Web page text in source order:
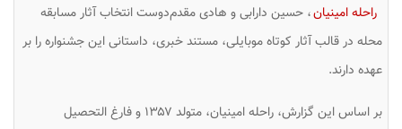
راحله امینیان، حسین دارابی و هادی مقدم‌دوست انتخاب آثار مسابقه
محله در قالب آثار کوتاه موبایلی، مستند خبری، داستانی این جشنواره را بر
عهده دارند.
بر اساس این گزارش، راحله امینیان، متولد ۱۳۵۷ و فارغ التحصیل